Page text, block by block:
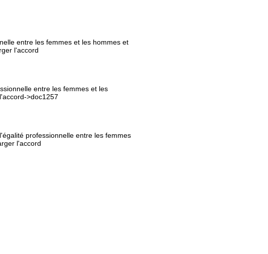
entre les femmes et les hommes et
l'accord
entre les femmes et les
>doc1257
professionnelle entre les femmes
l'accord